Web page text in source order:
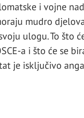
i vojne
mudro
ulogu. To što
a i što će se
je isključivo